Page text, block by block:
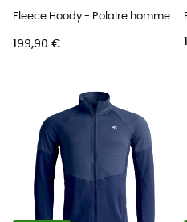
Fleece Hoody - Polaire homme
199,90 €